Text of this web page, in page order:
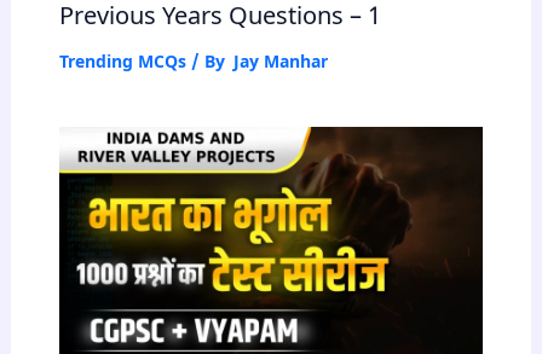
Previous Years Questions – 1
Trending MCQs/ By Jay Manhar